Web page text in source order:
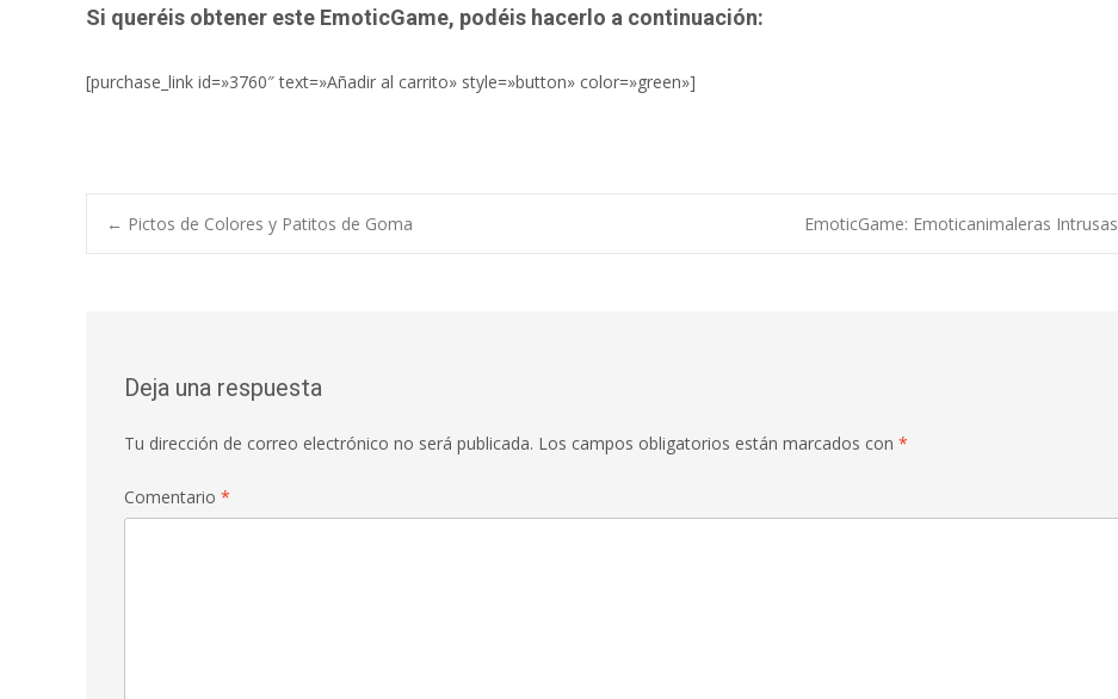
Si queréis obtener este EmoticGame, podéis hacerlo a continuación:
[purchase_link id=»3760″ text=»Añadir al carrito» style=»button» color=»green»]
← Pictos de Colores y Patitos de Goma EmoticGame: Emoticanimaleras Intrusas
Deja una respuesta
Tu dirección de correo electrónico no será publicada. Los campos obligatorios están marcados con *
Comentario *